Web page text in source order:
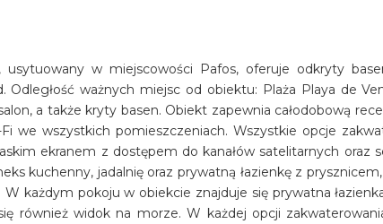
w miejscowości Pafos, oferuje odkryty
ważnych miejsc od obiektu: Plaża Playa de
a także kryty basen. Obiekt zapewnia całodobową
we wszystkich pomieszczeniach. Wszystkie opcje
ekranem z dostępem do kanałów satelitarnych oraz
kuchenny, jadalnię oraz prywatną łazienkę z
każdym pokoju w obiekcie znajduje się prywatna
również widok na morze. W każdej opcji